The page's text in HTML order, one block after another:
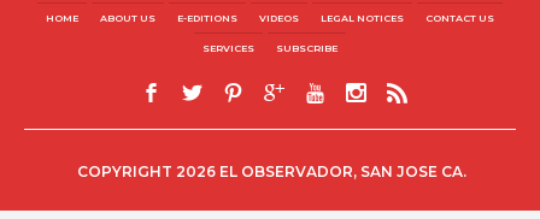
HOME ABOUT US E-EDITIONS VIDEOS LEGAL NOTICES CONTACT US
SERVICES SUBSCRIBE
COPYRIGHT 2026 EL OBSERVADOR, SAN JOSE CA.